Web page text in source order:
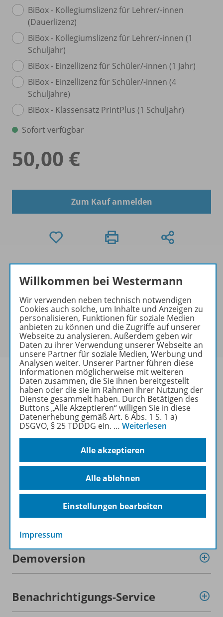
BiBox - Kollegiumslizenz für Lehrer/-innen
(Dauerlizenz)
BiBox - Kollegiumslizenz für Lehrer/-innen (1
Schuljahr)
BiBox - Einzellizenz für Schüler/-innen (1 Jahr)
BiBox - Einzellizenz für Schüler/-innen (4
Schuljahre)
BiBox - Klassensatz PrintPlus (1 Schuljahr)
Sofort verfügbar
50,00 €
Zum Kauf anmelden
Exklusiver Kundenkreis
Dieses Produkt darf nur von
Erziehern/Erzieherinnen, Lehrkräften,
Referendaren/Referendarinnen,
Studenten/Studentinnen und Universitätslehrenden
erworben werden.
Produktinformationen
Beschreibung
Lizenzbedingungen
Zugehörige Produkte
Demoversion
Benachrichtigungs-Service
Willkommen bei Westermann
Wir verwenden neben technisch notwendigen
Cookies auch solche, um Inhalte und Anzeigen zu
personalisieren, Funktionen für soziale Medien
anbieten zu können und die Zugriffe auf unserer
Webseite zu analysieren. Außerdem geben wir
Daten zu ihrer Verwendung unserer Webseite an
unsere Partner für soziale Medien, Werbung und
Analysen weiter. Unserer Partner führen diese
Informationen möglicherweise mit weiteren
Daten zusammen, die Sie ihnen bereitgestellt
haben oder die sie im Rahmen Ihrer Nutzung der
Dienste gesammelt haben. Durch Betätigen des
Buttons „Alle Akzeptieren“ willigen Sie in diese
Datenerhebung gemäß Art. 6 Abs. 1 S. 1 a)
DSGVO, § 25 TDDDG ein. … Weiterlesen
Alle akzeptieren
Alle ablehnen
Einstellungen bearbeiten
Impressum